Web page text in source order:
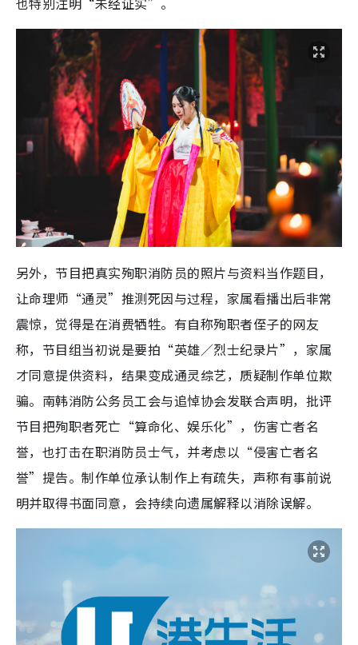
另外，节目把真实殉职消防员的照片与资料当作题目，
让命理师“通灵”推测死因与过程，家属看播出后非常
震惊，觉得是在消费牺牲。有自称殉职者侄子的网友
称，节目组当初说是要拍“英雄／烈士纪录片”，家属
才同意提供资料，结果变成通灵综艺，质疑制作单位欺
骗。南韩消防公务员工会与追悼协会发联合声明，批评
节目把殉职者死亡“算命化、娱乐化”，伤害亡者名
誉，也打击在职消防员士气，并考虑以“侵害亡者名
誉”提告。制作单位承认制作上有疏失，声称有事前说
明并取得书面同意，会持续向遗属解释以消除误解。